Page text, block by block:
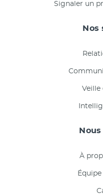
Signaler un
Nos
Veille
À